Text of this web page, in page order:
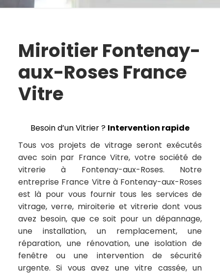
Miroitier Fontenay-
aux-Roses France
Vitre
Besoin d’un Vitrier ? Intervention rapide
Tous vos projets de vitrage seront exécutés
avec soin par France Vitre, votre société de
vitrerie à Fontenay-aux-Roses. Notre
entreprise France Vitre à Fontenay-aux-Roses
est là pour vous fournir tous les services de
vitrage, verre, miroiterie et vitrerie dont vous
avez besoin, que ce soit pour un dépannage,
une installation, un remplacement, une
réparation, une rénovation, une isolation de
fenêtre ou une intervention de sécurité
urgente. Si vous avez une vitre cassée, un